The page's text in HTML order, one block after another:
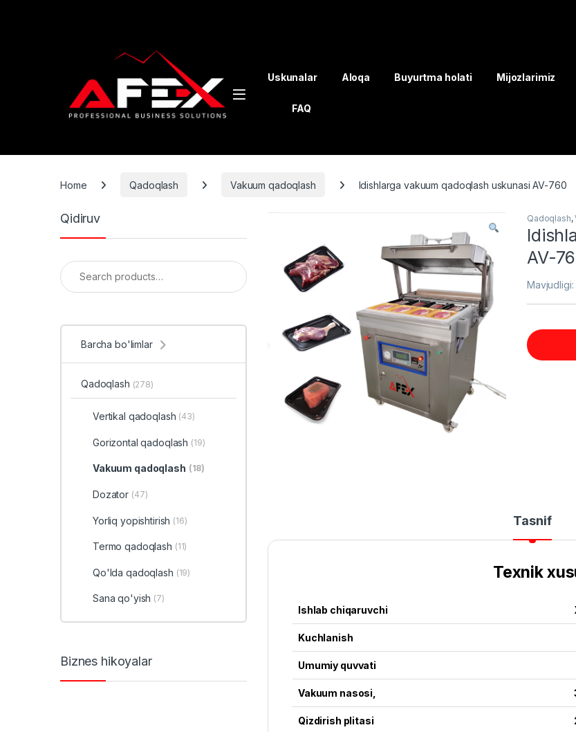
Uskunalar Aloqa Buyurtma holati Mijozlarimiz
FAQ
Home Qadoqlash Vakuum qadoqlash Idishlarga vakuum qadoqlash uskunasi AV-760
Qadoqlash,
AV-
Mavjudligi:
Tasnif
Texnik
Ishlab chiqaruvchi
Kuchlanish
Umumiy quvvati
Vakuum nasosi,
Qizdirish plitasi
Qidiruv
Search for:
Barcha bo'limlar
Qadoqlash (278)
Vertikal qadoqlash (43)
Gorizontal qadoqlash (19)
Vakuum qadoqlash (18)
Dozator (47)
Yorliq yopishtirish (16)
Termo qadoqlash (11)
Qo'lda qadoqlash (19)
Sana qo'yish (7)
Biznes hikoyalar